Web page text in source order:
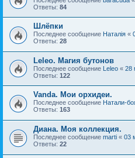
Ответы: 84
Шлёпки
Последнее сообщение Наталія «
Ответы: 28
Leleo. Магия бутонов
Последнее сообщение Leleo « 28
Ответы: 122
Vanda. Мои орхидеи.
Последнее сообщение Натали-
Ответы: 163
Диана. Моя коллекция.
Последнее сообщение marti « 03
Ответы: 22